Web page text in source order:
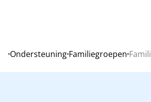
Home
Ondersteuning Familiegroepen